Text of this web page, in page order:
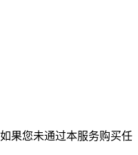
果您未通过本服务购买任